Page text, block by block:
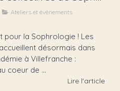
Ateliers et évènements
pour la Sophrologie ! Les
désormais dans
à Villefranche :
coeur de ...
Lire l'article